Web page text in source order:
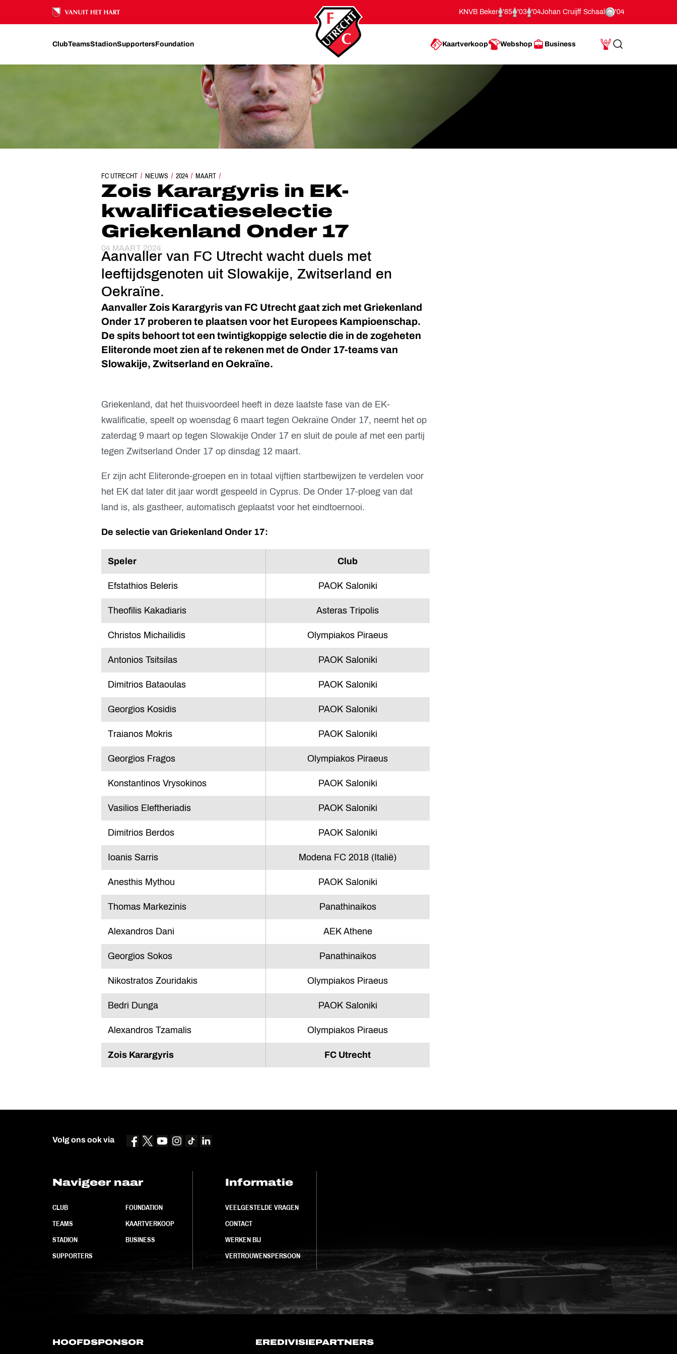
Ons nalatenschap
KNVB Beker '85 '03 '04Johan Cruijff Schaal '04
ClubTeamsStadionSupportersFoundation Kaartverkoop Webshop Business
Mijn Account
Search
FC UTRECHT NIEUWS 2024 MAART
ZOIS KARARGYRIS IN EK-KWALIFICATIESELECTIE GRIEKENLAND ONDER 17
Zois Karargyris in EK-
kwalificatieselectie
Griekenland Onder 17
04 MAART 2024
Aanvaller van FC Utrecht wacht duels met
leeftijdsgenoten uit Slowakije, Zwitserland en
Oekraïne.
Aanvaller Zois Karargyris van FC Utrecht gaat zich met Griekenland
Onder 17 proberen te plaatsen voor het Europees Kampioenschap.
De spits behoort tot een twintigkoppige selectie die in de zogeheten
Eliteronde moet zien af te rekenen met de Onder 17-teams van
Slowakije, Zwitserland en Oekraïne.
Griekenland, dat het thuisvoordeel heeft in deze laatste fase van de EK-
kwalificatie, speelt op woensdag 6 maart tegen Oekraïne Onder 17, neemt het op
zaterdag 9 maart op tegen Slowakije Onder 17 en sluit de poule af met een partij
tegen Zwitserland Onder 17 op dinsdag 12 maart.
Er zijn acht Eliteronde-groepen en in totaal vijftien startbewijzen te verdelen voor
het EK dat later dit jaar wordt gespeeld in Cyprus. De Onder 17-ploeg van dat
land is, als gastheer, automatisch geplaatst voor het eindtoernooi.
De selectie van Griekenland Onder 17:
Speler Club
Efstathios Beleris PAOK Saloniki
Theofilis Kakadiaris Asteras Tripolis
Christos Michailidis Olympiakos Piraeus
Antonios Tsitsilas PAOK Saloniki
Dimitrios Bataoulas PAOK Saloniki
Georgios Kosidis PAOK Saloniki
Traianos Mokris PAOK Saloniki
Georgios Fragos Olympiakos Piraeus
Konstantinos Vrysokinos PAOK Saloniki
Vasilios Eleftheriadis PAOK Saloniki
Dimitrios Berdos PAOK Saloniki
Ioanis Sarris Modena FC 2018 (Italië)
Anesthis Mythou PAOK Saloniki
Thomas Markezinis Panathinaikos
Alexandros Dani AEK Athene
Georgios Sokos Panathinaikos
Nikostratos Zouridakis Olympiakos Piraeus
Bedri Dunga PAOK Saloniki
Alexandros Tzamalis Olympiakos Piraeus
Zois Karargyris FC Utrecht
Volg ons ook via
Navigeer naar
CLUB
TEAMS
STADION
SUPPORTERS
FOUNDATION
KAARTVERKOOP
BUSINESS
Informatie
VEELGESTELDE VRAGEN
CONTACT
WERKEN BIJ
VERTROUWENSPERSOON
HOOFDSPONSOR EREDIVISIEPARTNERS